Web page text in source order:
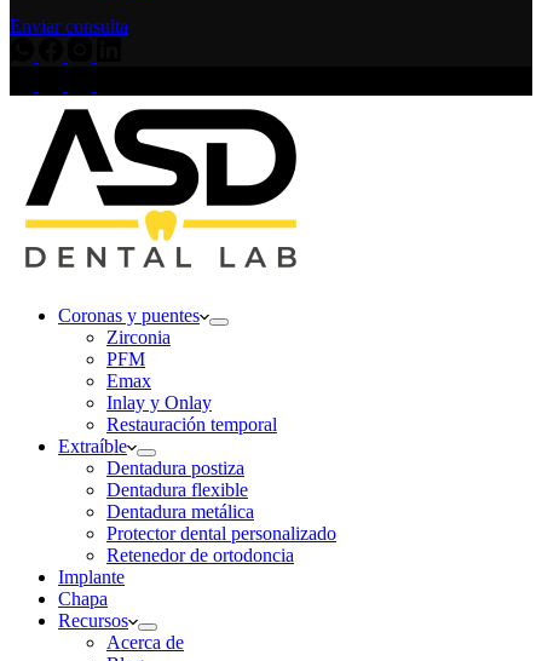
Enviar consulta
Coronas y puentes
Zirconia
PFM
Emax
Inlay y Onlay
Restauración temporal
Extraíble
Dentadura postiza
Dentadura flexible
Dentadura metálica
Protector dental personalizado
Retenedor de ortodoncia
Implante
Chapa
Recursos
Acerca de